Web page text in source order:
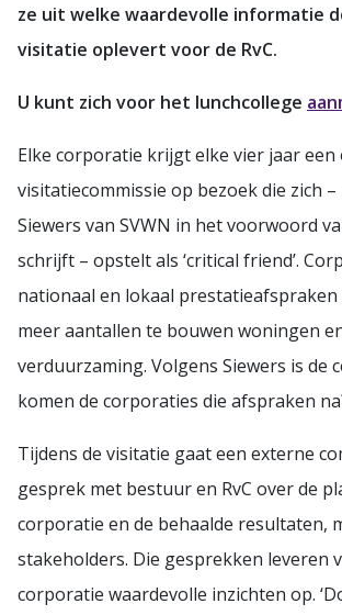
ze uit welke waardevolle informatie
visitatie oplevert voor de RvC.
U kunt zich voor het lunchcollege
Elke corporatie krijgt elke vier jaar
visitatiecommissie op bezoek die zich –
Siewers van SVWN in het voorwoord
schrijft – opstelt als ‘critical friend’.
nationaal en lokaal
meer aantallen te bouwen woningen
verduurzaming. Volgens Siewers is de
komen de corporaties die afspraken
Tijdens de visitatie gaat een externe
gesprek met bestuur en RvC over de
corporatie en de behaalde resultaten,
stakeholders. Die gesprekken leveren
corporatie waardevolle inzichten op.